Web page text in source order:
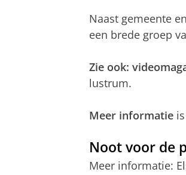
Naast gemeente
een brede groep
Zie ook:
lustrum.
Meer informatie
Noot voor de
Meer informatie: